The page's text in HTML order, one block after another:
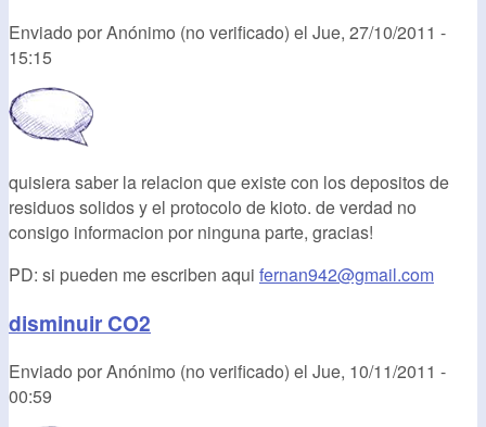
Enviado porAnónimo (no verificado) el Jue, 27/10/2011 -
15:15
quisiera saber la relacion que existe con los depositos de
residuos solidos y el protocolo de kioto. de verdad no
consigo informacion por ninguna parte, gracias!
PD: si pueden me escriben aqui fernan942@gmail.com
disminuir CO2
Enviado porAnónimo (no verificado) el Jue, 10/11/2011 -
00:59